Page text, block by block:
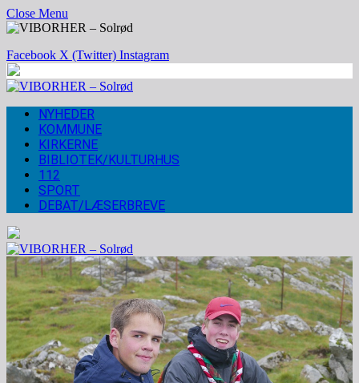
Close Menu
Facebook X (Twitter) Instagram
NYHEDER
KOMMUNE
KIRKERNE
BIBLIOTEK/KULTURHUS
112
SPORT
DEBAT/LÆSERBREVE